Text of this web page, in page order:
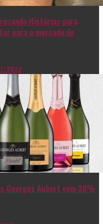
Histórias para
para o mercado de
2022
Georges Aubert com 30%